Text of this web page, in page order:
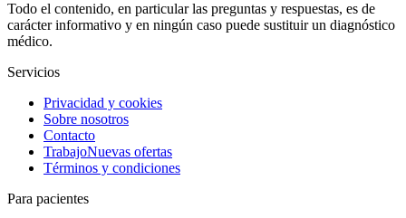
Todo el contenido, en particular las preguntas y respuestas, es de
carácter informativo y en ningún caso puede sustituir un diagnóstico
médico.
Servicios
Privacidad y cookies
Sobre nosotros
Contacto
TrabajoNuevas ofertas
Términos y condiciones
Para pacientes